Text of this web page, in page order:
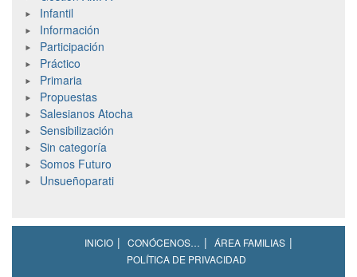
Infantil
Información
Participación
Práctico
Primaria
Propuestas
Salesianos Atocha
Sensibilización
Sin categoría
Somos Futuro
Unsueñoparati
INICIO CONÓCENOS…
ÁREA FAMILIAS
POLÍTICA DE PRIVACIDAD